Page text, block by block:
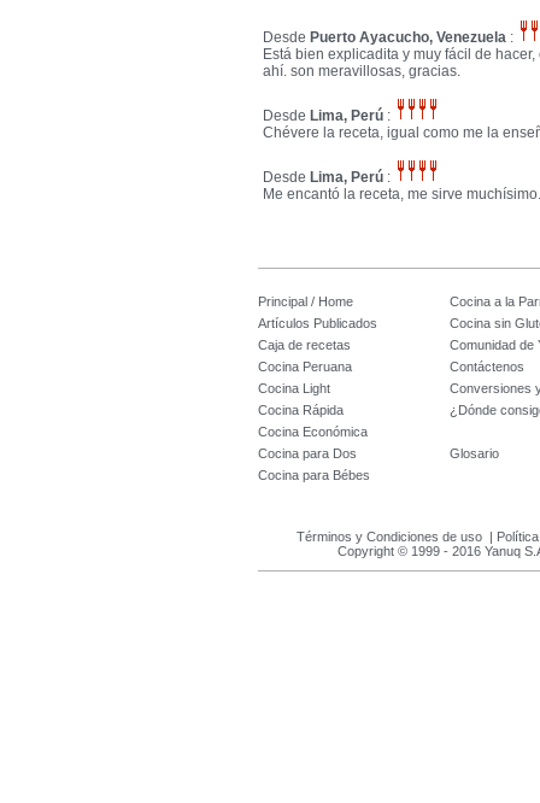
Desde Puerto Ayacucho, Venezuela :
Está bien explicadita y muy fácil de
ahí. son meravillosas, gracias.
Desde Lima, Perú :
Chévere la receta, igual como me la
Desde Lima, Perú :
Me encantó la receta, me sirve
Principal / Home
Cocina a la
Artículos Publicados
Cocina sin
Caja de recetas
Comunidad de
Cocina Peruana
Contáctenos
Cocina Light
Conversiones
Cocina Rápida
¿Dónde
Cocina Económica
Cocina para Dos
Glosario
Cocina para Bébes
Términos y Condiciones de uso |
Copyright © 1999 - 2016 Yanuq